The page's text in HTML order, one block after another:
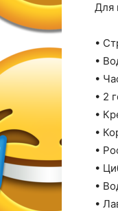
Для
•
•
•
• 2
•
•
•
•
•
•